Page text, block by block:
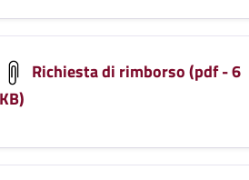
Richiesta di rimborso (pdf - 6